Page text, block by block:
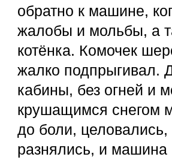
обратно к машине,
жалобы и мольбы, а
котёнка. Комочек
жалко подпрыгивал.
кабины, без огней и
крушащимся снегом
до боли, целовались,
разнялись, и машина